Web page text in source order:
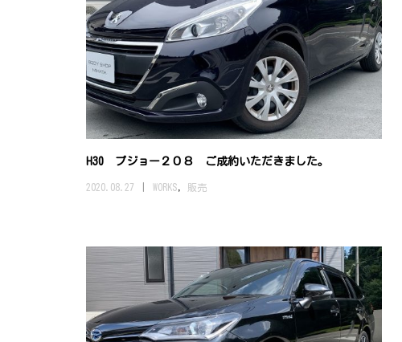
H30 プジョー２０８ ご成約いただきました。
2020.08.27 WORKS 販売